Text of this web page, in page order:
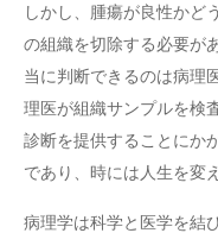
しかし、腫瘍が良性かど
の組織を切除する必要が
当に判断できるのは病理
理医が組織サンプルを検
診断を提供することにか
であり、時には人生を変
病理学は科学と医学を結